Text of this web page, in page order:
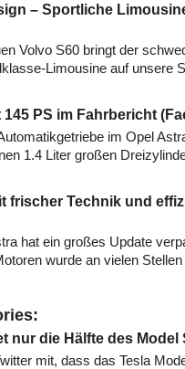
– Sportliche
Volvo S60 bringt der
Limousine auf unsere
PS im Fahrbericht
im Opel
1.4 Liter großen
frischer Technik und
hat ein großes Update
wurde an vielen Stellen
nur die Hälfte des Model
mit, dass das Tesla